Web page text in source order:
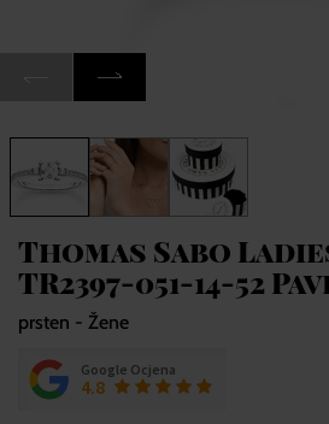
Thomas Sabo
TR2397-051-14-52
prsten - Žene
Google Ocjena
4.8